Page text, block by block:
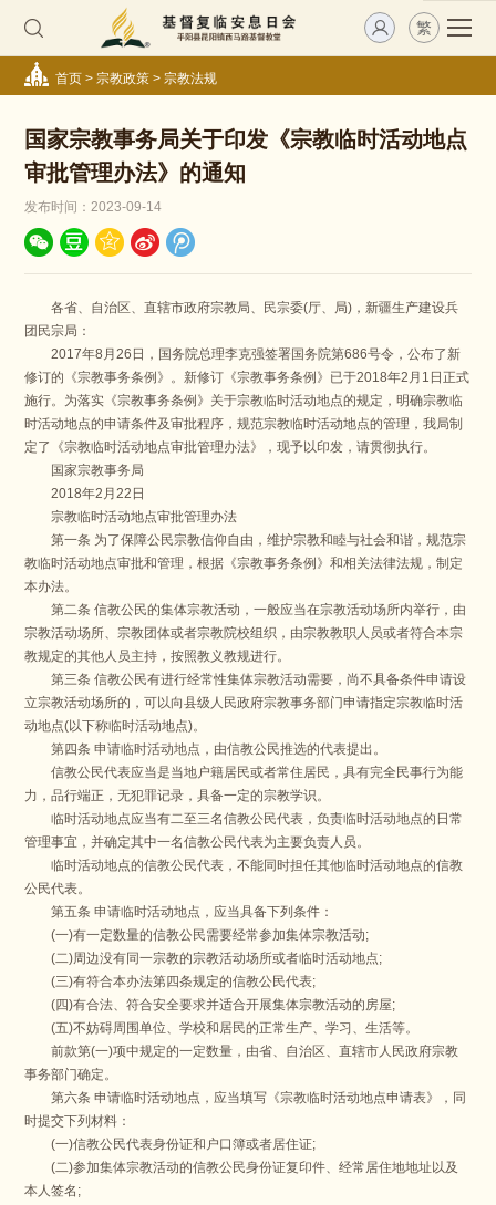
繁
首页> 宗教政策> 宗教法规
国家宗教事务局关于印发《宗教临时活动地点
审批管理办法》的通知
发布时间：2023-09-14
各省、自治区、直辖市政府宗教局、民宗委(厅、局)，新疆生产建设兵
团民宗局：
2017年8月26日，国务院总理李克强签署国务院第686号令，公布了新
修订的《宗教事务条例》。新修订《宗教事务条例》已于2018年2月1日正式
施行。为落实《宗教事务条例》关于宗教临时活动地点的规定，明确宗教临
时活动地点的申请条件及审批程序，规范宗教临时活动地点的管理，我局制
定了《宗教临时活动地点审批管理办法》，现予以印发，请贯彻执行。
国家宗教事务局
2018年2月22日
宗教临时活动地点审批管理办法
第一条 为了保障公民宗教信仰自由，维护宗教和睦与社会和谐，规范宗
教临时活动地点审批和管理，根据《宗教事务条例》和相关法律法规，制定
本办法。
第二条 信教公民的集体宗教活动，一般应当在宗教活动场所内举行，由
宗教活动场所、宗教团体或者宗教院校组织，由宗教教职人员或者符合本宗
教规定的其他人员主持，按照教义教规进行。
第三条 信教公民有进行经常性集体宗教活动需要，尚不具备条件申请设
立宗教活动场所的，可以向县级人民政府宗教事务部门申请指定宗教临时活
动地点(以下称临时活动地点)。
第四条 申请临时活动地点，由信教公民推选的代表提出。
信教公民代表应当是当地户籍居民或者常住居民，具有完全民事行为能
力，品行端正，无犯罪记录，具备一定的宗教学识。
临时活动地点应当有二至三名信教公民代表，负责临时活动地点的日常
管理事宜，并确定其中一名信教公民代表为主要负责人员。
临时活动地点的信教公民代表，不能同时担任其他临时活动地点的信教
公民代表。
第五条 申请临时活动地点，应当具备下列条件：
(一)有一定数量的信教公民需要经常参加集体宗教活动;
(二)周边没有同一宗教的宗教活动场所或者临时活动地点;
(三)有符合本办法第四条规定的信教公民代表;
(四)有合法、符合安全要求并适合开展集体宗教活动的房屋;
(五)不妨碍周围单位、学校和居民的正常生产、学习、生活等。
前款第(一)项中规定的一定数量，由省、自治区、直辖市人民政府宗教
事务部门确定。
第六条 申请临时活动地点，应当填写《宗教临时活动地点申请表》，同
时提交下列材料：
(一)信教公民代表身份证和户口簿或者居住证;
(二)参加集体宗教活动的信教公民身份证复印件、经常居住地地址以及
本人签名;